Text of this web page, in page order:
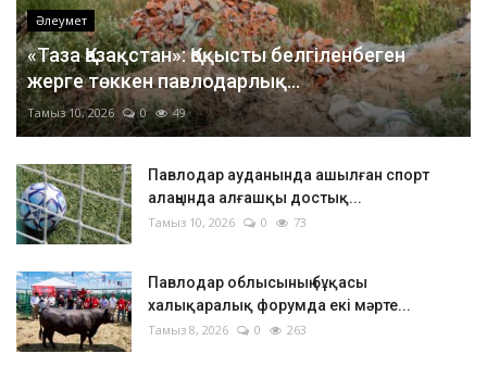
Әлеумет
«Таза Қазақстан»: Қоқысты белгіленбеген
жерге төккен павлодарлық...
Тамыз 10, 2026 0 49
Павлодар ауданында ашылған спорт
алаңында алғашқы достық...
Тамыз 10, 2026 0 73
Павлодар облысының бұқасы
халықаралық форумда екі мәрте...
Тамыз 8, 2026 0 263